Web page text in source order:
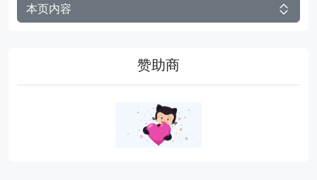
本页内容
赞助商